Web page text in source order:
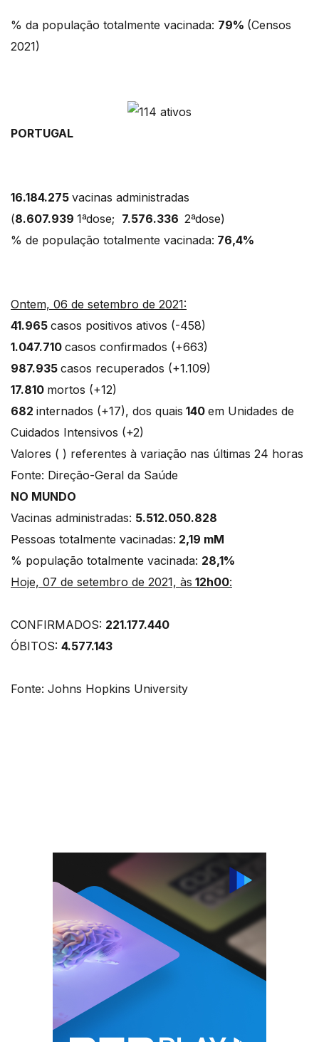
% da população totalmente vacinada: 79% (Censos
2021)
PORTUGAL
16.184.275 vacinas administradas
(8.607.939 1ªdose; 7.576.336 2ªdose)
% de população totalmente vacinada: 76,4%
Ontem, 06 de setembro de 2021:
41.965 casos positivos ativos (-458)
1.047.710 casos confirmados (+663)
987.935 casos recuperados (+1.109)
17.810 mortos (+12)
682 internados (+17), dos quais 140 em Unidades de
Cuidados Intensivos (+2)
Valores ( ) referentes à variação nas últimas 24 horas
Fonte: Direção-Geral da Saúde
NO MUNDO
Vacinas administradas: 5.512.050.828
Pessoas totalmente vacinadas: 2,19 mM
% população totalmente vacinada: 28,1%
Hoje, 07 de setembro de 2021, às 12h00:
CONFIRMADOS: 221.177.440
ÓBITOS: 4.577.143
Fonte: Johns Hopkins University